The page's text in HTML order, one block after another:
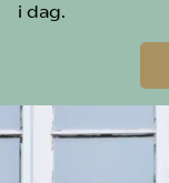
i dag.